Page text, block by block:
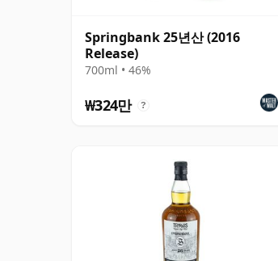
Springbank 25년산 (2016
Release)
700ml • 46%
₩324만 ?